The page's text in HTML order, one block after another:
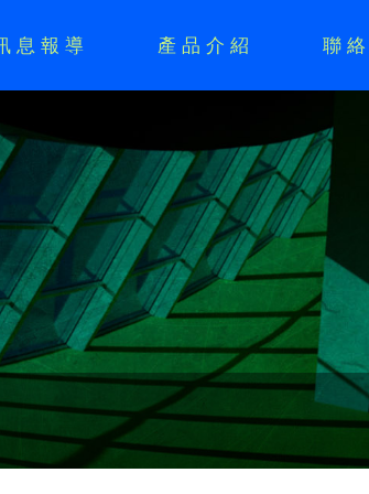
息報導 產品介紹 聯